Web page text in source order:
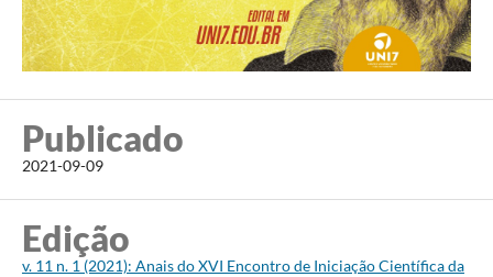
Publicado
2021-09-09
Edição
v. 11 n. 1 (2021): Anais do XVI Encontro de Iniciação Científica da